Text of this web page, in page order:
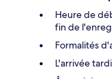
Heure de
fin de
Formalités
L'arrivée